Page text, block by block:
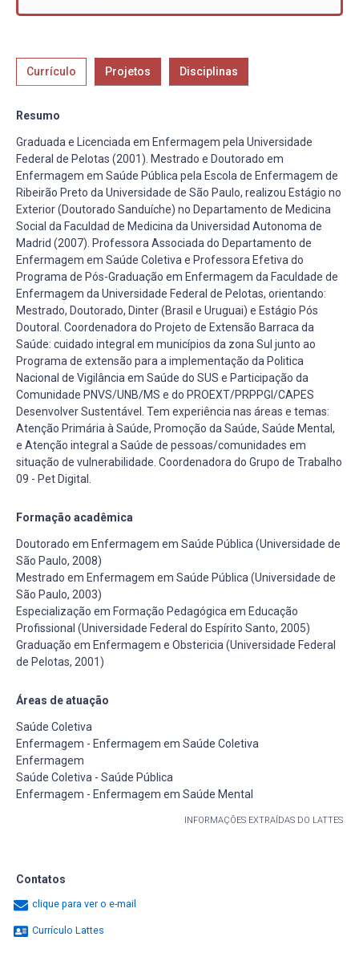
Currículo Projetos Disciplinas
Resumo
Graduada e Licenciada em Enfermagem pela Universidade
Federal de Pelotas (2001). Mestrado e Doutorado em
Enfermagem em Saúde Pública pela Escola de Enfermagem de
Ribeirão Preto da Universidade de São Paulo, realizou Estágio no
Exterior (Doutorado Sanduíche) no Departamento de Medicina
Social da Faculdad de Medicina da Universidad Autonoma de
Madrid (2007). Professora Associada do Departamento de
Enfermagem em Saúde Coletiva e Professora Efetiva do
Programa de Pós-Graduação em Enfermagem da Faculdade de
Enfermagem da Universidade Federal de Pelotas, orientando:
Mestrado, Doutorado, Dinter (Brasil e Uruguai) e Estágio Pós
Doutoral. Coordenadora do Projeto de Extensão Barraca da
Saúde: cuidado integral em municípios da zona Sul junto ao
Programa de extensão para a implementação da Politica
Nacional de Vigilância em Saúde do SUS e Participação da
Comunidade PNVS/UNB/MS e do PROEXT/PRPPGI/CAPES
Desenvolver Sustentável. Tem experiência nas áreas e temas:
Atenção Primária à Saúde, Promoção da Saúde, Saúde Mental,
e Atenção integral a Saúde de pessoas/comunidades em
situação de vulnerabilidade. Coordenadora do Grupo de Trabalho
09 - Pet Digital.
Formação acadêmica
Doutorado em Enfermagem em Saúde Pública (Universidade de
São Paulo, 2008)
Mestrado em Enfermagem em Saúde Pública (Universidade de
São Paulo, 2003)
Especialização em Formação Pedagógica em Educação
Profissional (Universidade Federal do Espírito Santo, 2005)
Graduação em Enfermagem e Obstericia (Universidade Federal
de Pelotas, 2001)
Áreas de atuação
Saúde Coletiva
Enfermagem - Enfermagem em Saúde Coletiva
Enfermagem
Saúde Coletiva - Saúde Pública
Enfermagem - Enfermagem em Saúde Mental
INFORMAÇÕES EXTRAÍDAS DO LATTES
Contatos
clique para ver o e-mail
Currículo Lattes